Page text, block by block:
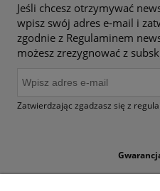
Jeśli chcesz otrzymywać
wpisz swój adres e-mail i
zgodnie z Regulaminem
możesz zrezygnować z
Zatwierdzając zgadzasz się z